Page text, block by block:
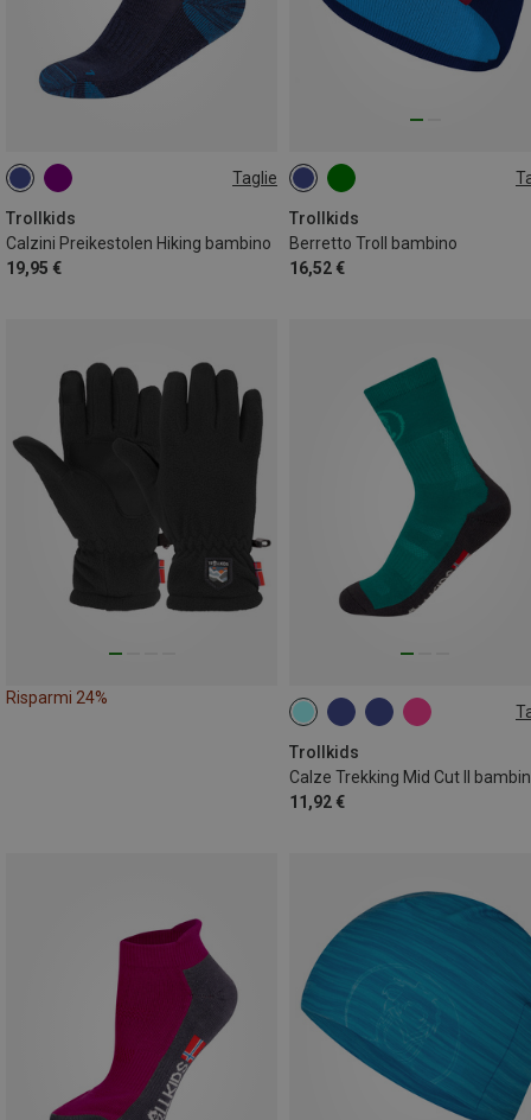
Taglie
Trollkids
Calzini Preikestolen Hiking bambino
19,95 €
23|24|25|26
31|32|33|34
Trollkids
Berretto Troll bambino
16,52 €
48|50|52
Risparmi 24%
Trollkids
Calze Trekking Mid Cut II
11,92 €
27|28|29|30 39|40|41|42